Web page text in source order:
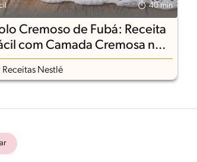
40 min
Cremoso de Fubá: Receita
com Camada Cremosa no
Receitas Nestlé